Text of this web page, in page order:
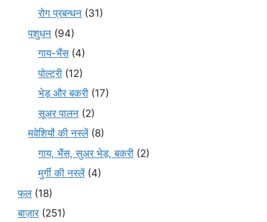
रोग प्रबन्धन (31)
पशुधन (94)
गाय-भैंस(4)
पोल्ट्री (12)
भेड़ और बकरी (17)
सूअर पालन (2)
मवेशियों की नस्लें(8)
गाय, भैंस, सुअर भेड़, बकरी (2)
मुर्गी की नस्लें(4)
फल(18)
बाज़ार(251)